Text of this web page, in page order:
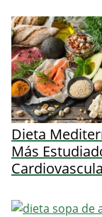
Dieta
Más